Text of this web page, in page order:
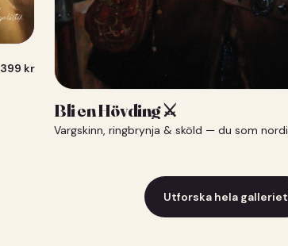
399 kr
Bli en Hövding ⚔️
Utforska hela galleriet